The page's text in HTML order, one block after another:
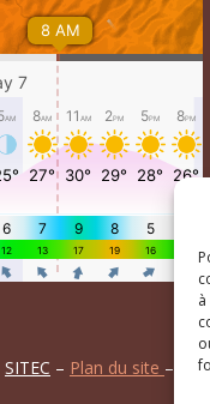
SITEC – Plan du site –